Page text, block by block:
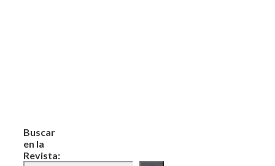
Buscar
en la
Revista: